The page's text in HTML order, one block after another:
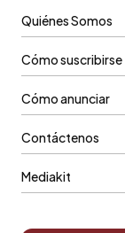
Quiénes Somos
Cómo suscribirse
Cómo anunciar
Contáctenos
Mediakit